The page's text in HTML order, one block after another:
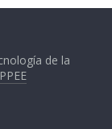
de la